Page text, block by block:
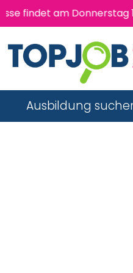
am Donnerstag 16.
Ausbildung